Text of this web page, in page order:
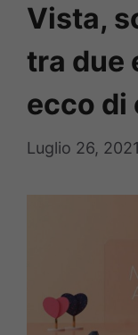
Vista,
tra due
ecco di
Luglio 26, 2021